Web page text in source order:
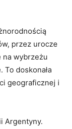
przez urocze​
​na wybrzeżu​
doskonała
geograficznej ​i
⁤Argentyny.